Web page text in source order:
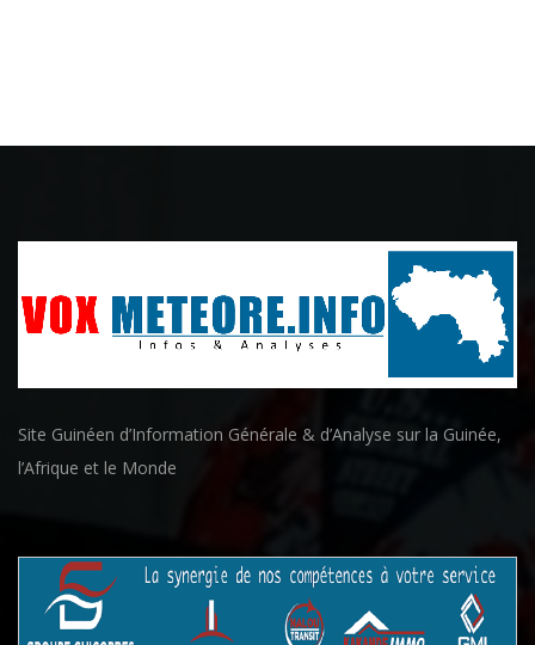
Site Guinéen d’Information Générale & d’Analyse sur la Guinée,
l’Afrique et le Monde